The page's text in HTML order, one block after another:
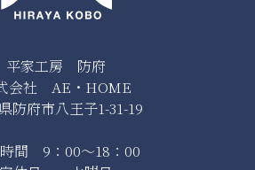
平家工房 防府
会社 AE・HOME
防府市八王子1-31-19
間 9：00～18：00